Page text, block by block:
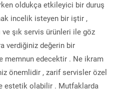
oldukça etkileyici bir duruş
incelik isteyen bir iştir ,
ve şık servis ürünleri ile göz
verdiğiniz değerin bir
memnun edecektir . Ne ikram
önemlidir , zarif servisler özel
estetik olabilir . Mutfaklarda